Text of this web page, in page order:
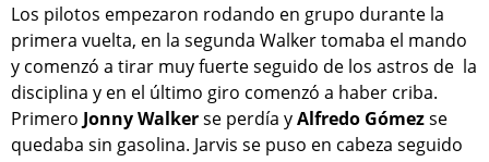
Los pilotos empezaron rodando en grupo durante la
primera vuelta, en la segunda Walker tomaba el mando
y comenzó a tirar muy fuerte seguido de los astros de la
disciplina y en el último giro comenzó a haber criba.
Primero Jonny Walkerse perdía yAlfredo Gómezse
quedaba sin gasolina. Jarvis se puso en cabeza seguido